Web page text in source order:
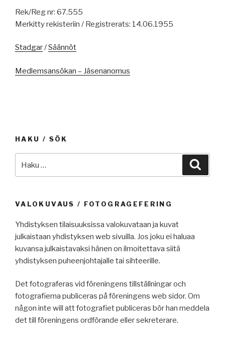
Rek/Reg nr: 67.555
Merkitty rekisteriin / Registrerats: 14.06.1955
Stadgar/Säännöt
Medlemsansökan – Jäsenanomus
HAKU / SÖK
VALOKUVAUS / FOTOGRAGEFERING
Yhdistyksen tilaisuuksissa valokuvataan ja kuvat
julkaistaan yhdistyksen web sivuilla. Jos joku ei haluaa
kuvansa julkaistavaksi hänen on ilmoitettava siitä
yhdistyksen puheenjohtajalle tai sihteerille.
Det fotograferas vid föreningens tillställningar och
fotografierna publiceras på föreningens web sidor. Om
någon inte will att fotografiet publiceras bör han meddela
det till föreningens ordförande eller sekreterare.